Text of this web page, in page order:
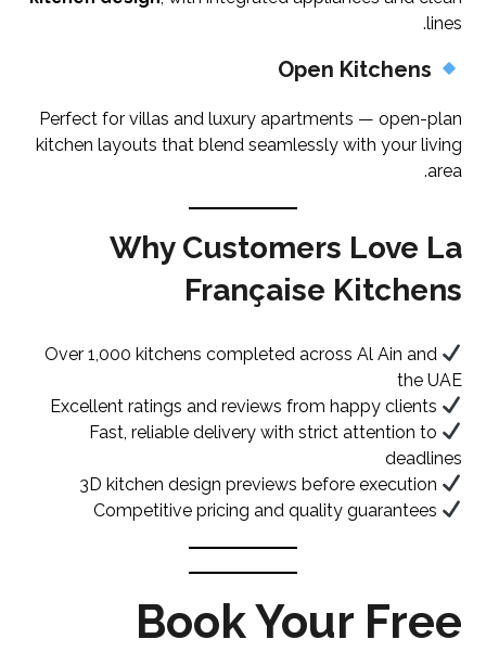
lines.
Perfect for villas and luxury apartments — open-plan
kitchen layouts that blend seamlessly with your living
area.
Why Customers Love La
Française Kitchens
Over 1,000 kitchens completed across Al Ain and
the UAE
Fast, reliable delivery with strict attention to
deadlines
Book Your Free